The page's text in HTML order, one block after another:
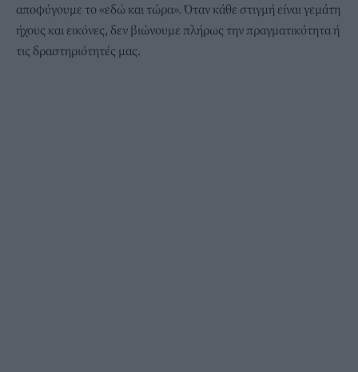
αποφύγουμε το «εδώ και τώρα». Όταν κάθε στιγμή είναι γεμάτη
ήχους και εικόνες, δεν βιώνουμε πλήρως την πραγματικότητα ή
τις δραστηριότητές μας.